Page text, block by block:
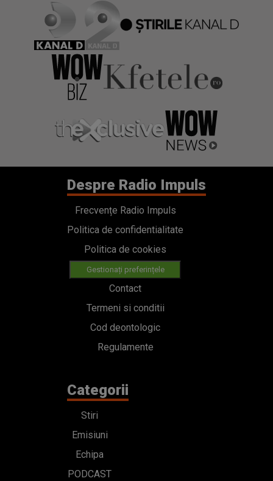
Despre Radio Impuls
Frecvențe Radio Impuls
Politica de confidentialitate
Politica de cookies
Gestionați preferințele
Contact
Termeni si conditii
Cod deontologic
Regulamente
Categorii
Stiri
Emisiuni
Echipa
PODCAST